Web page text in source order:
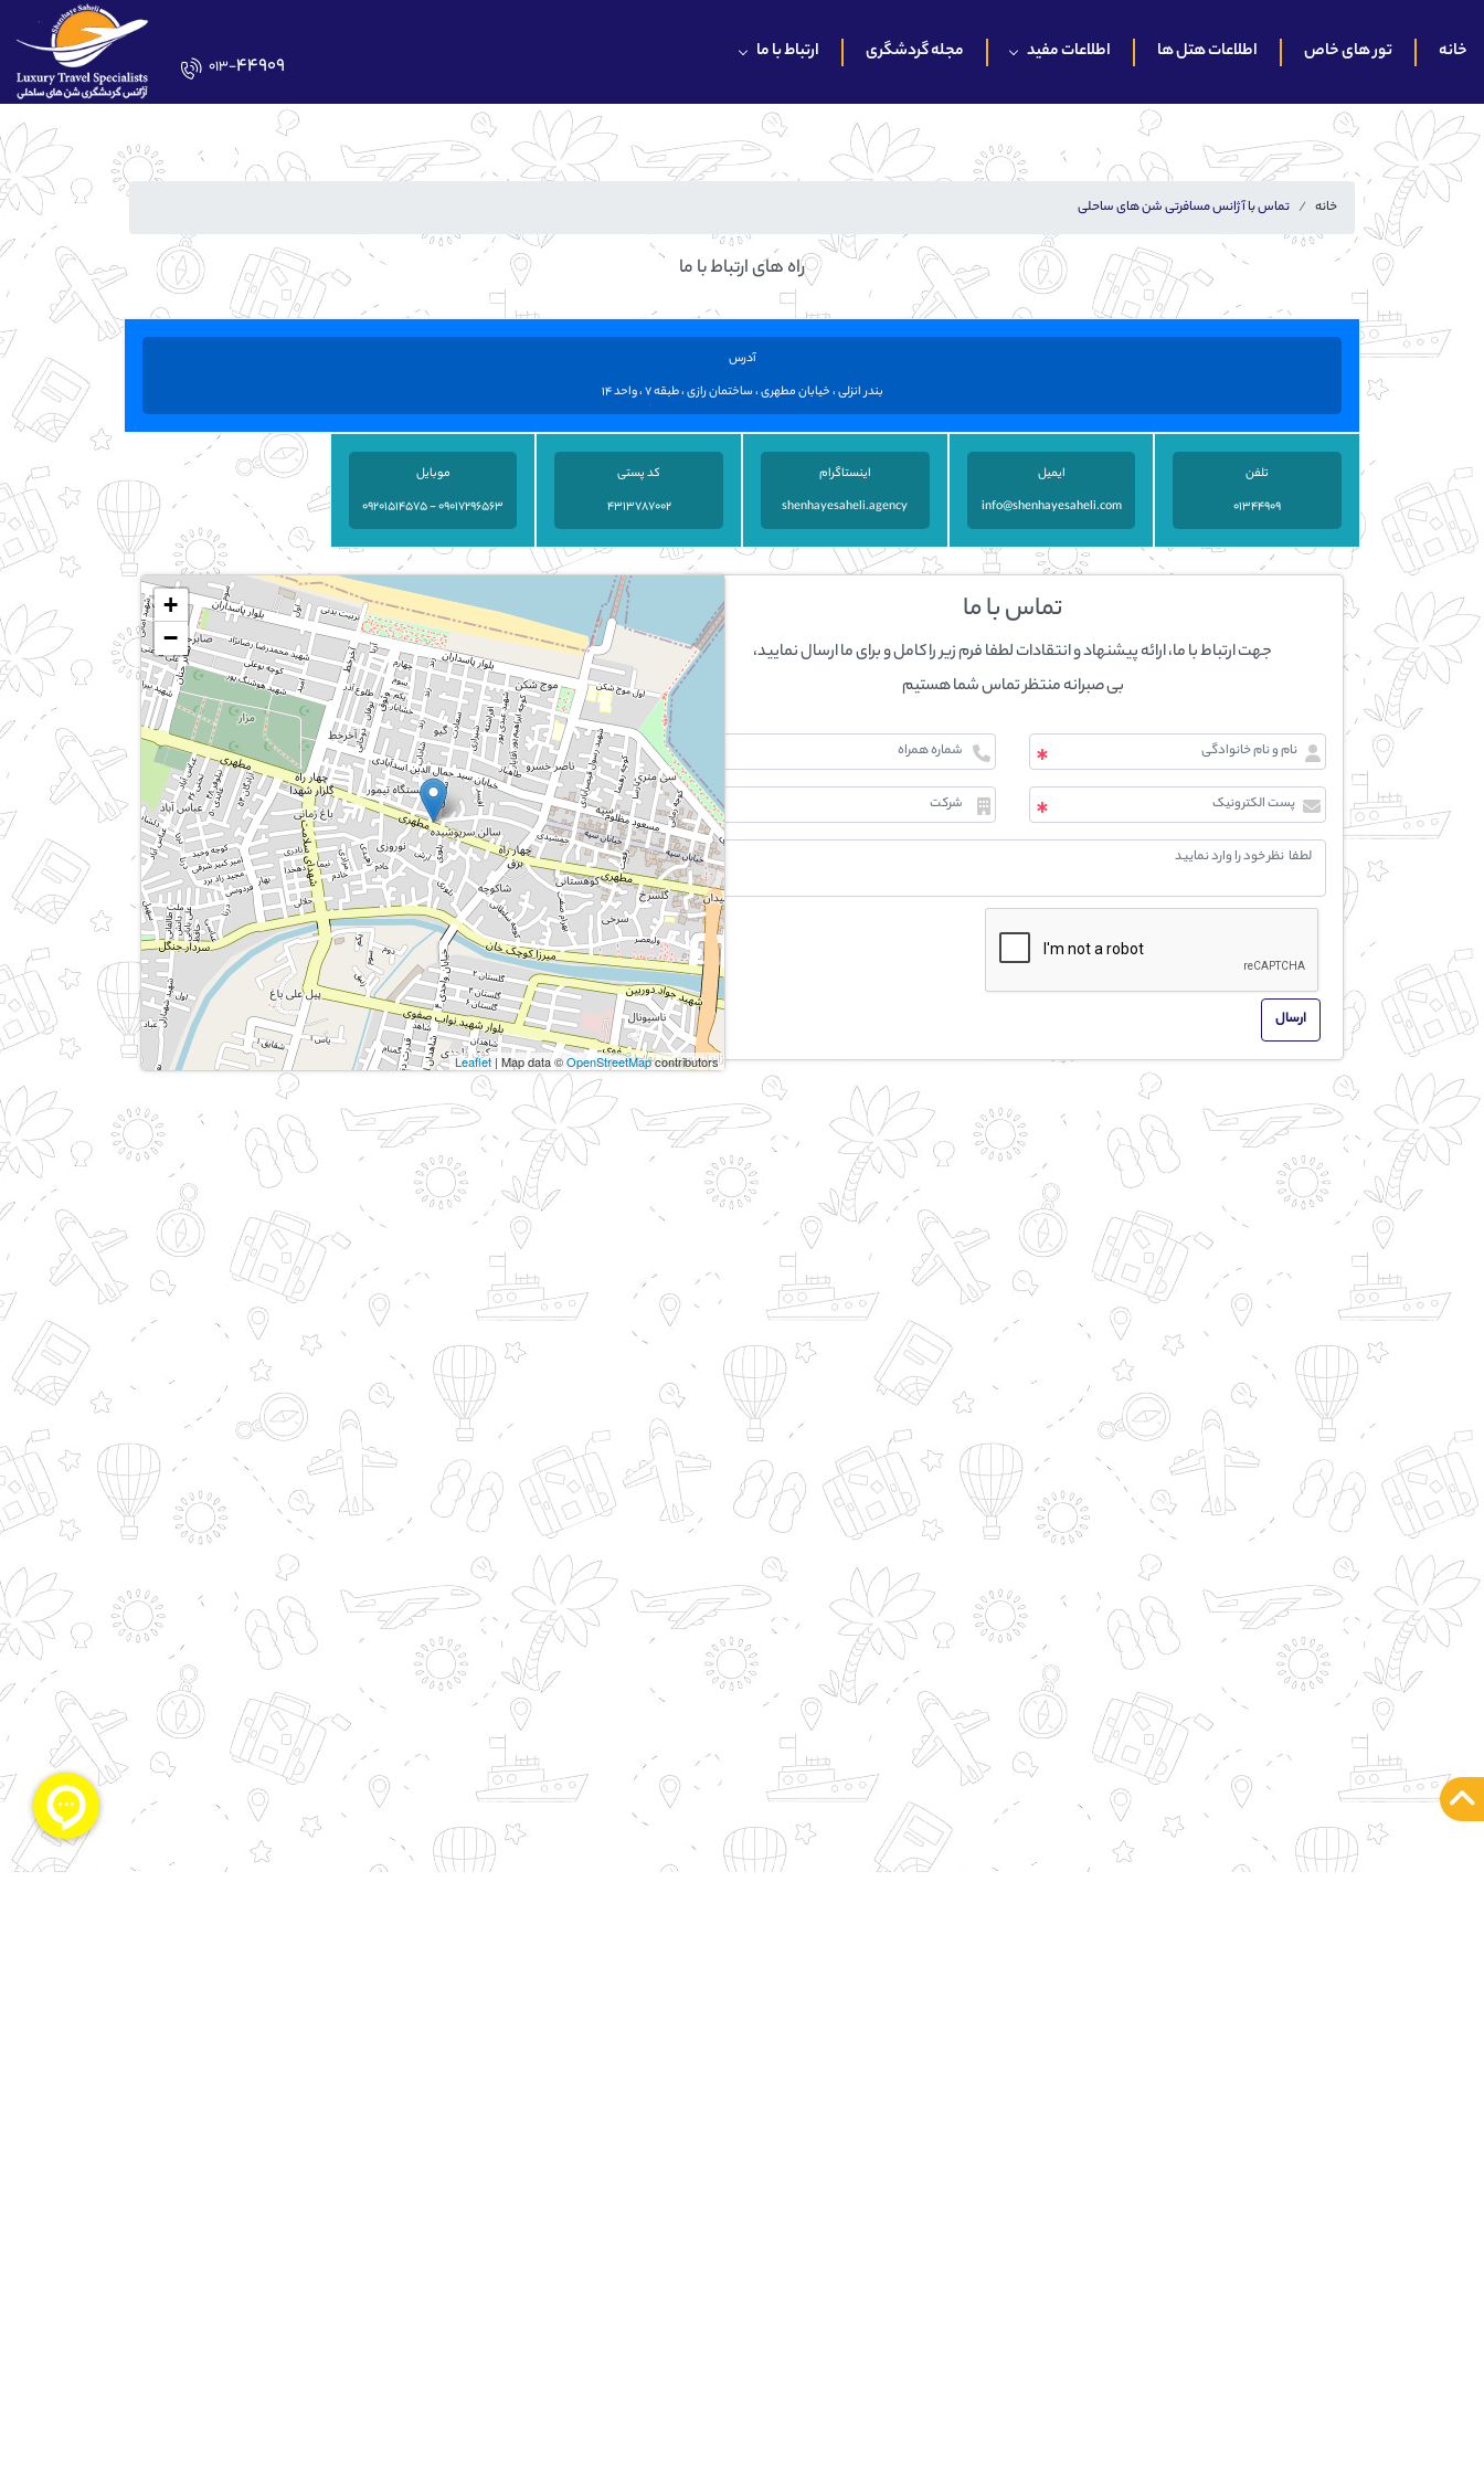
خانه تور های خاص اطلاعات هتل ها اطلاعات مفید مجله گردشگری ارتباط با ما
-01344909
خانه تماس با آژانس مسافرتی شن های ساحلی
راه های ارتباط با ما
آدرس
بندر انزلی ، خیابان مطهری ، ساختمان رازی ، طبقه 7 ، واحد 14
تلفن
01344909
ایمیل
info@shenhayesaheli.com
اینستاگرام
shenhayesaheli.agency
کد پستی
4313787002
موبایل
09017296563 - 09201514575
تماس با ما
جهت ارتباط با ما، ارائه پیشنهاد و انتقادات لطفا فرم زیر را کامل و برای ما ارسال نمایید،
بی صبرانه منتظر تماس شما هستیم
ارسال
+
−
Leaflet | Map data ©OpenStreetMapcontributors